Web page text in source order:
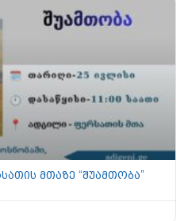
მთაზე “შუამთობა”